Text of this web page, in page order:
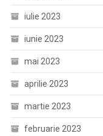
iulie 2023
iunie 2023
mai 2023
aprilie 2023
martie 2023
februarie 2023